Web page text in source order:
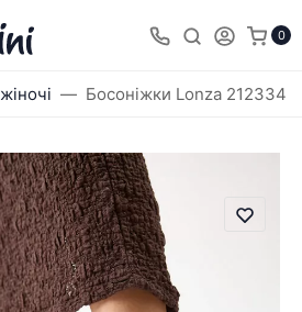
0
Босоніжки Lonza 212334